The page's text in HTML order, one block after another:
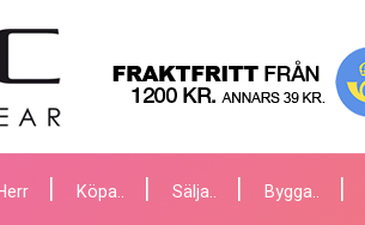
Köpa.. Sälja.. Bygga..